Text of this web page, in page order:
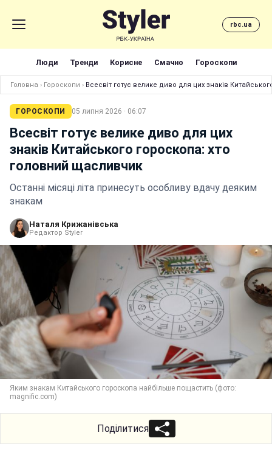
rbc.ua
Люди Тренди Корисне Смачно Гороскопи
Головна › Гороскопи › Всесвіт готує велике диво для цих знаків
ГОРОСКОПИ 05 липня 2026 · 06:07
Всесвіт готує велике диво для цих
знаків Китайського гороскопа: хто
головний щасливчик
Останні місяці літа принесуть особливу вдачу деяким
знакам
Наталя Крижанівська
Редактор Styler
Яким знакам Китайського гороскопа найбільше пощастить (фото:
magnific.com)
Поділитися